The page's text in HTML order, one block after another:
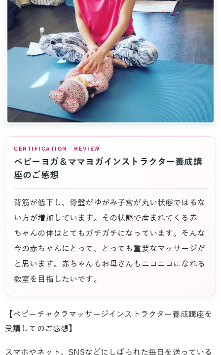
CERTIFICATION REVIEW
ベビーヨガ＆ママヨガインストラクター養成講
座のご感想
背筋が低下し、骨盤がゆがみ子宮が丸い状態ではるな
い方が増加しています。その状態で産まれてくる赤
ちゃんの体はとてもガチガチになっています。そんな
今の赤ちゃんにとって、とっても重要なマッサージだ
と思います。赤ちゃんもお母さんもニコニコになれる
教室を目指したいです。
【ベビーチャクラマッサージインストラクター養成講座を
受講してのご感想】
スマホやネット、SNSなどにしばられた毎日を送っている